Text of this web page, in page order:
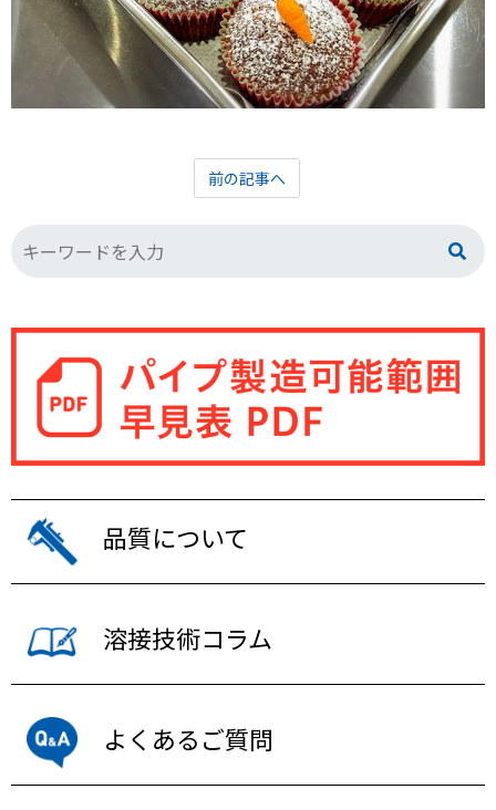
前の記事へ
品質について
溶接技術コラム
よくあるご質問